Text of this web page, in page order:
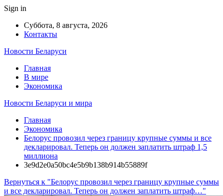
Sign in
Суббота, 8 августа, 2026
Контакты
Новости Беларуси
Главная
В мире
Экономика
Новости Беларуси и мира
Главная
Экономика
Белорус провозил через границу крупные суммы и все
декларировал. Теперь он должен заплатить штраф 1,5
миллиона
3e9d2e0a50bc4e5b9b138b914b55889f
Вернуться к "Белорус провозил через границу крупные суммы
и все декларировал. Теперь он должен заплатить штраф…"